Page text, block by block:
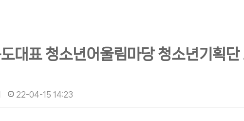
대표 청소년어울림마당 청소년기획
22-04-15 14:23